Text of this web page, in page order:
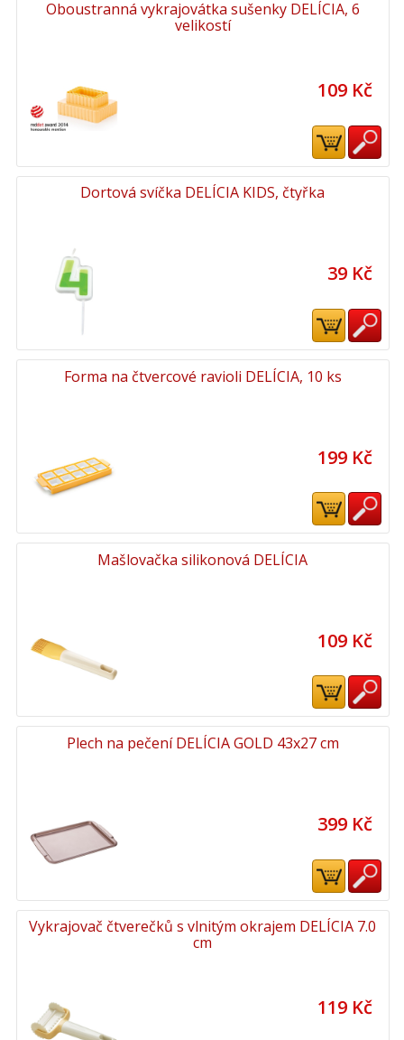
Oboustranná vykrajovátka sušenky DELÍCIA, 6
velikostí
109 Kč
Dortová svíčka DELÍCIA KIDS, čtyřka
39 Kč
Forma na čtvercové ravioli DELÍCIA, 10 ks
199 Kč
Mašlovačka silikonová DELÍCIA
109 Kč
Plech na pečení DELÍCIA GOLD 43x27 cm
399 Kč
Vykrajovač čtverečků s vlnitým okrajem DELÍCIA 7.0
cm
119 Kč